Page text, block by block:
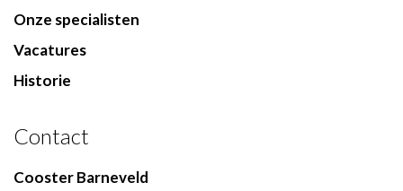
Onze specialisten
Vacatures
Historie
Contact
Cooster Barneveld